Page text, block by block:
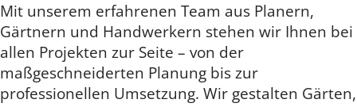
Mit unserem erfahrenen Team aus Planern,
Gärtnern und Handwerkern stehen wir Ihnen bei
allen Projekten zur Seite – von der
maßgeschneiderten Planung bis zur
professionellen Umsetzung. Wir gestalten Gärten,